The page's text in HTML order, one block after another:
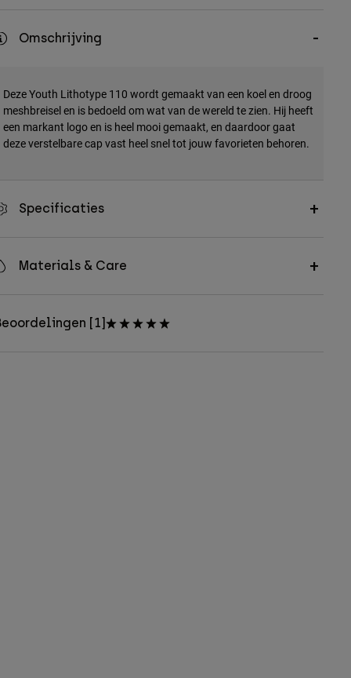
Omschrijving
Deze Youth Lithotype 110 wordt gemaakt van een koel en droog
meshbreisel en is bedoeld om wat van de wereld te zien. Hij heeft
een markant logo en is heel mooi gemaakt, en daardoor gaat
deze verstelbare cap vast heel snel tot jouw favorieten behoren.
Specificaties
Materials & Care
[1]